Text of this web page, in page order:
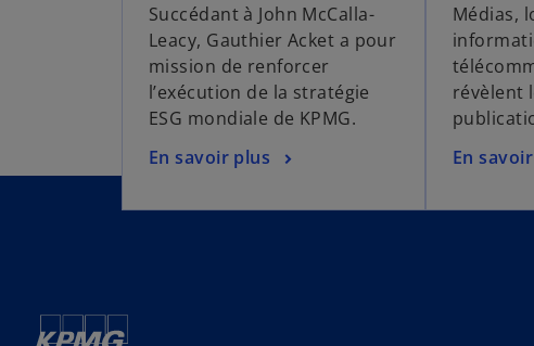
Succédant à John McCalla-
Leacy, Gauthier Acket a pour
mission de renforcer
l’exécution de la stratégie
ESG mondiale de KPMG.
En savoir plus
Médias,
révèlent
En